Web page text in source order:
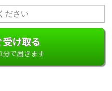
け取る
分で届きます